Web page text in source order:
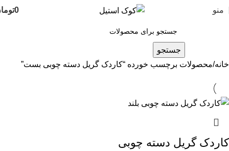
منو 0
جستجو
خانه محصولات برچسب خورده “کاردک گریل دسته چوبی بست”
کاردک گریل دسته چوبی